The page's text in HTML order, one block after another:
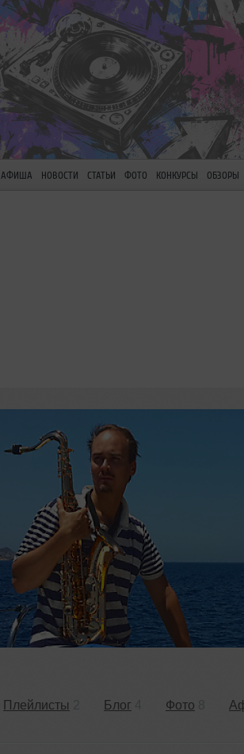
АФИША НОВОСТИ СТАТЬИ ФОТО КОНКУРСЫ ОБЗОРЫ
Плейлисты Блог Фото